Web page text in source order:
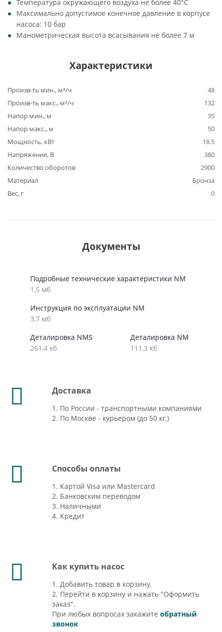
Температура окружающего воздуха не более 40°C
Максимально допустимое конечное давление в корпусе
насоса: 10 бар
Манометрическая высота всасывания не более 7 м
Характеристики
Произв-ть мин., м³/ч
48
Произв-ть макс., м³/ч
132
Напор мин., м
35
Напор макс., м
50
Мощность, кВт
18.5
Напряжение, В
380
Количество оборотов
2900
Материал
Бронза
Вес, г
0
Документы
Подробные технические характеристики NM
1,5 мб
Инструкция по эксплуатации NM
3,7 мб
Деталировка NMS
261,4 кб
Деталировка NM
111,3 кб
Доставка
1. По России - транспортными компаниями
2. По Москве - курьером (до 50 кг.)
Способы оплаты
1. Картой Visa или Mastercard
2. Банковским переводом
3. Наличными
4. Кредит
Как купить насос
1. Добавить товар в корзину.
2. Перейти в корзину и нажать "Оформить
заказ".
При любых вопросах закажите обратный
звонок